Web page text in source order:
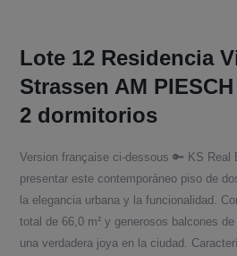
Lote 12 Residencia
Strassen AM
2 dormitorios
Version française ci-dessous 🔑 KS Real
presentar este contemporáneo piso de
la elegancia urbana y la funcionalidad.
total de 66,0 m² y generosos balcones
una verdadera joya en la ciudad.